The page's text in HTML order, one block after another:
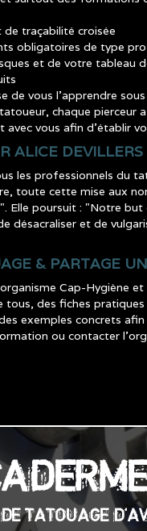
de traçabilité croisée
obligatoires de type
et de votre tableau
de vous l’apprendre
chaque pierceur
vous afin d’établir
ALICE DEVILLERS
les professionnels du
toute cette mise aux
Elle poursuit : "Notre
désacraliser et de
& PARTAGE
Cap-Hygiène
des fiches pratiques
exemples concrets
ou contacter
TATOUAGE